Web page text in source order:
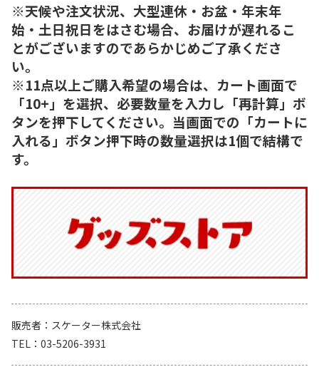
※天候や注文状況、大型連休・お盆・年末年
始・土日祝日をはさむ場合、お届けが遅れるこ
とがございますのであらかじめご了承くださ
い。
※11点以上ご購入希望の場合は、カート画面で
「10+」を選択、必要数量を入力し「再計算」ボ
タンを押下してください。当画面での「カートに
入れる」ボタン押下時の数量選択は1個で結構で
す。
販売者
スケーター株式会社
TEL
03-5206-3931